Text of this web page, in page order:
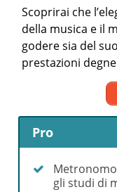
Scoprirai che
della musica e il
godere sia del
prestazioni
Pro
gli studi di